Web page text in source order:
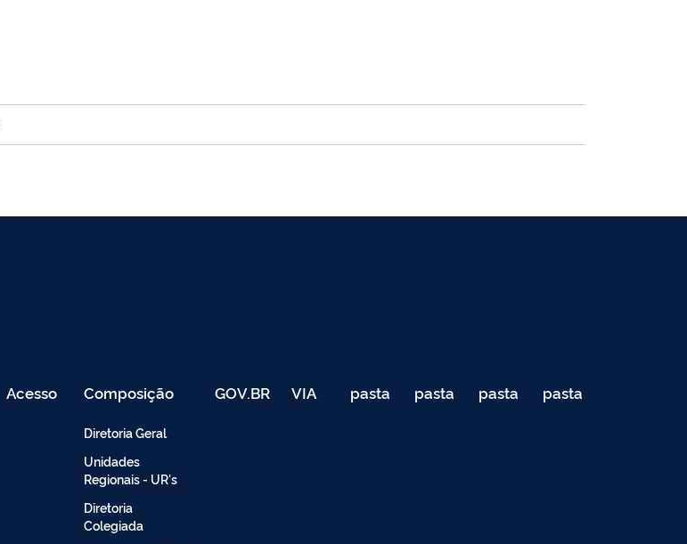
Acesso Composição
Diretoria Geral
Unidades
Regionais - UR's
Diretoria
Colegiada
GOV.BR VIA pasta
de
pasta
de
pasta
de
pasta
de